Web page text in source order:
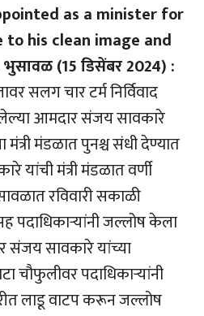
as a minister for
his clean image and
(15 डिसेंबर 2024) :
सलग चार टर्म निर्विवाद
आमदार संजय सावकारे
मंडळात पुनश्च संधी देण्यात
मंत्री मंडळात वर्णी
रविवारी सकाळी
पदाधिकार्‍यांनी जल्लोष केला
संजय सावकारे यांच्या
चौफुलीवर पदाधिकार्‍यांनी
लाडू वाटप करून जल्लोष